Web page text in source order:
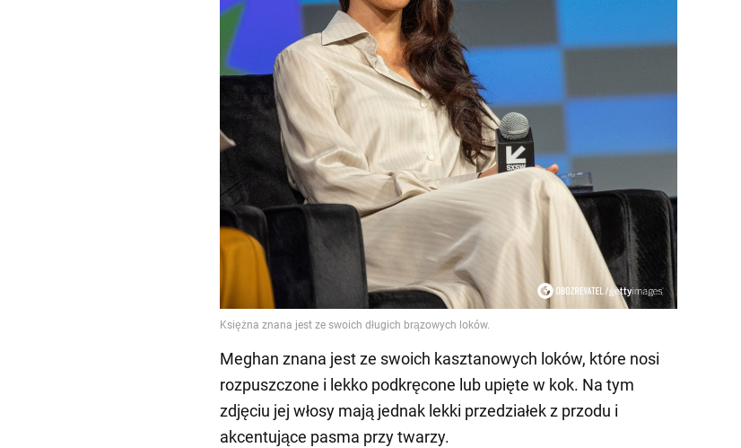
Meghan znana jest ze swoich kasztanowych loków, które nosi
rozpuszczone i lekko podkręcone lub upięte w kok. Na tym
zdjęciu jej włosy mają jednak lekki przedziałek z przodu i
akcentujące pasma przy twarzy.